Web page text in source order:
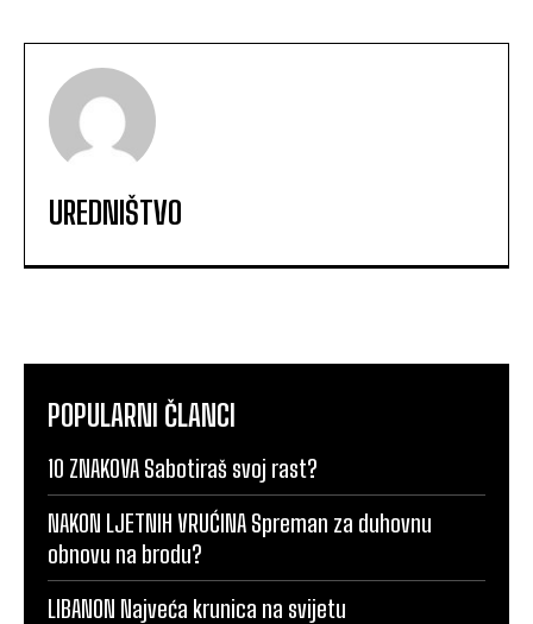
UREDNIŠTVO
POPULARNI ČLANCI
10 ZNAKOVA Sabotiraš svoj rast?
NAKON LJETNIH VRUĆINA Spreman za duhovnu
obnovu na brodu?
LIBANON Najveća krunica na svijetu